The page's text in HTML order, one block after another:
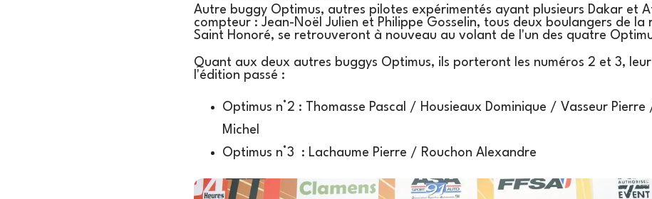
Autre buggy Optimus, autres pilotes expérimentés ayant plusieurs Dakar et
compteur : Jean-Noël Julien et Philippe Gosselin, tous deux boulangers de la
Saint Honoré, se retrouveront à nouveau au volant de l'un des quatre
Quant aux deux autres buggys Optimus, ils porteront les numéros 2 et 3,
l'édition passé :
Optimus n°2 : Thomasse Pascal / Housieaux Dominique / Vasseur
Michel
Optimus n°3 : Lachaume Pierre / Rouchon Alexandre